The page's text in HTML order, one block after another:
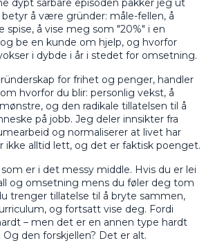
dypt sårbare episoden pakker jeg ut
å være gründer: måle-fellen, å
spise, å vise meg som "20%" i en
be en kunde om hjelp, og hvorfor
i dybde i år i stedet for omsetning.
for frihet og penger, handler
hvorfor du blir: personlig vekst, å
og den radikale tillatelsen til å
på jobb. Jeg deler innsikter fra
og normaliserer at livet har
ikke alltid lett, og det er faktisk poenget.
er i det messy middle. Hvis du er lei
og omsetning mens du føler deg tom
trenger tillatelse til å bryte sammen,
og fortsatt vise deg. Fordi
– men det er en annen type hardt
Og den forskjellen? Det er alt.